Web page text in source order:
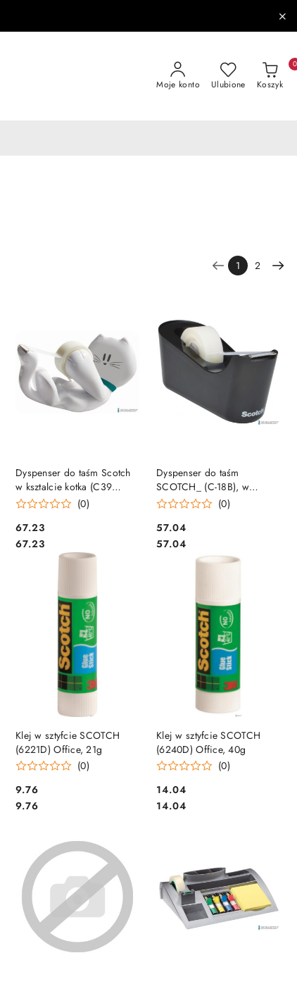
Moje konto Ulubione Koszyk
0
1 2
Dyspenser do taśm Scotch
w ksztalcie kotka (C39
KITTY), taśma GRATIS 3M-
HK100009412
(0)
Cena:
67.23
Cena:
67.23
DO KOSZYKA
Dyspenser do taśm
SCOTCH_ (C-18B), w
zestawie taśma Magic
(0)
Cena:
57.04
Cena:
57.04
DO KOSZYKA
Klej w sztyfcie SCOTCH
(6221D) Office, 21g
(0)
Cena:
9.76
Cena:
9.76
DO KOSZYKA
Klej w sztyfcie SCOTCH
(6240D) Office, 40g
(0)
Cena:
14.04
Cena:
14.04
DO KOSZYKA